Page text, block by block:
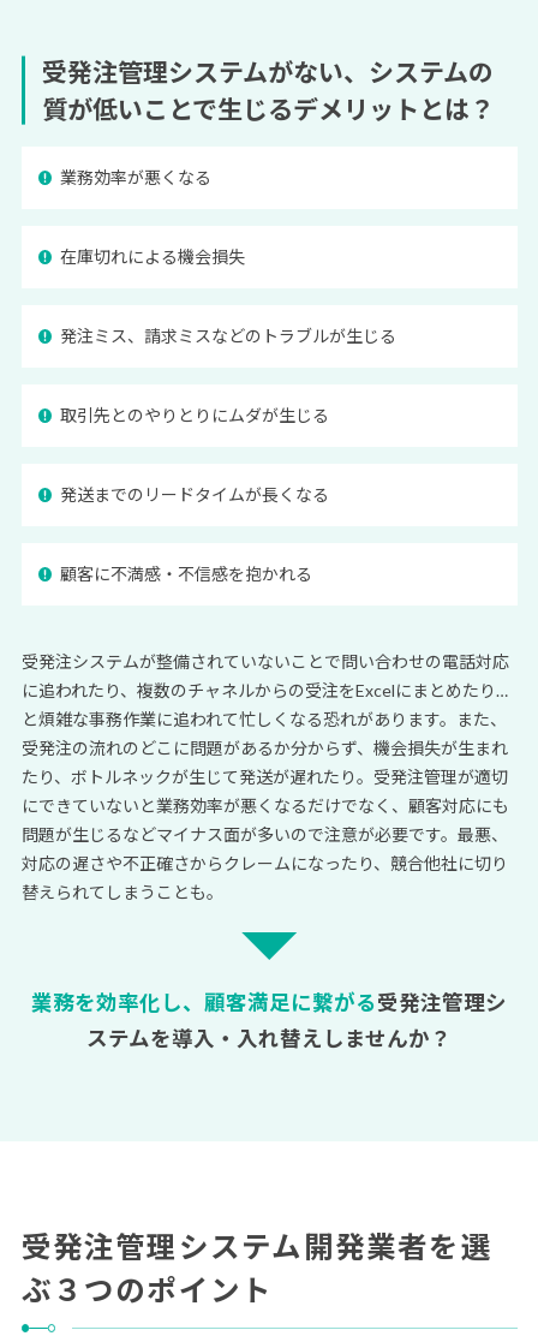
受発注管理システムがない、システムの
質が低いことで生じるデメリット とは？
業務効率が悪くなる
在庫切れによる機会損失
発注ミス、請求ミスなどのトラブルが生じる
取引先とのやりとりにムダが生じる
発送までのリードタイムが長くなる
顧客に不満感・不信感を抱かれる
受発注システムが整備されていないことで問い合わせの電話対応
に追われたり、複数のチャネルからの受注をExcelにまとめたり…
と煩雑な事務作業に追われて忙しくなる恐れがあります。また、
受発注の流れのどこに問題があるか分からず、機会損失が生まれ
たり、ボトルネックが生じて発送が遅れたり。受発注管理が適切
にできていないと業務効率が悪くなるだけでなく、顧客対応にも
問題が生じるなどマイナス面が多いので注意が必要です。最悪、
対応の遅さや不正確さからクレームになったり、競合他社に切り
替えられてしまうことも。
業務を効率化し、顧客満足に繋がる受発注管理シ
ステムを導入・入れ替えしませんか？
受発注管理システム開発業者を選
ぶ３つのポイント